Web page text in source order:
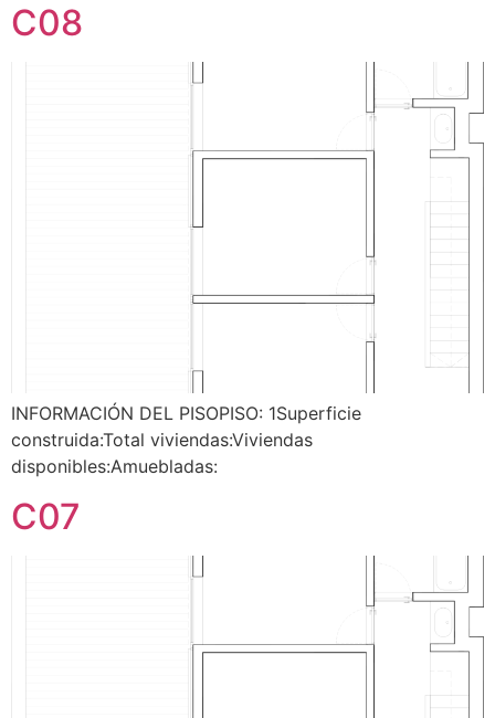
C08
INFORMACIÓN DEL PISOPISO: 1Superficie
construida:Total viviendas:Viviendas
disponibles:Amuebladas:
C07